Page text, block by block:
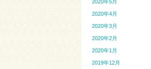
2020年5月
2020年4月
2020年3月
2020年2月
2020年1月
2019年12月